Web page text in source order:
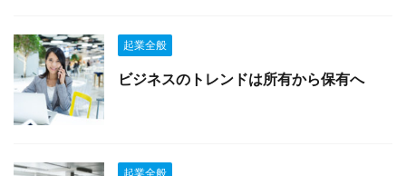
起業全般
ビジネスのトレンドは所有から保有へ
起業全般